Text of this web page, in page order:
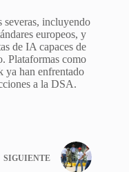
severas, incluyendo
europeos, y
de IA capaces de
Plataformas como
han enfrentado
a la DSA.
SIGUIENTE